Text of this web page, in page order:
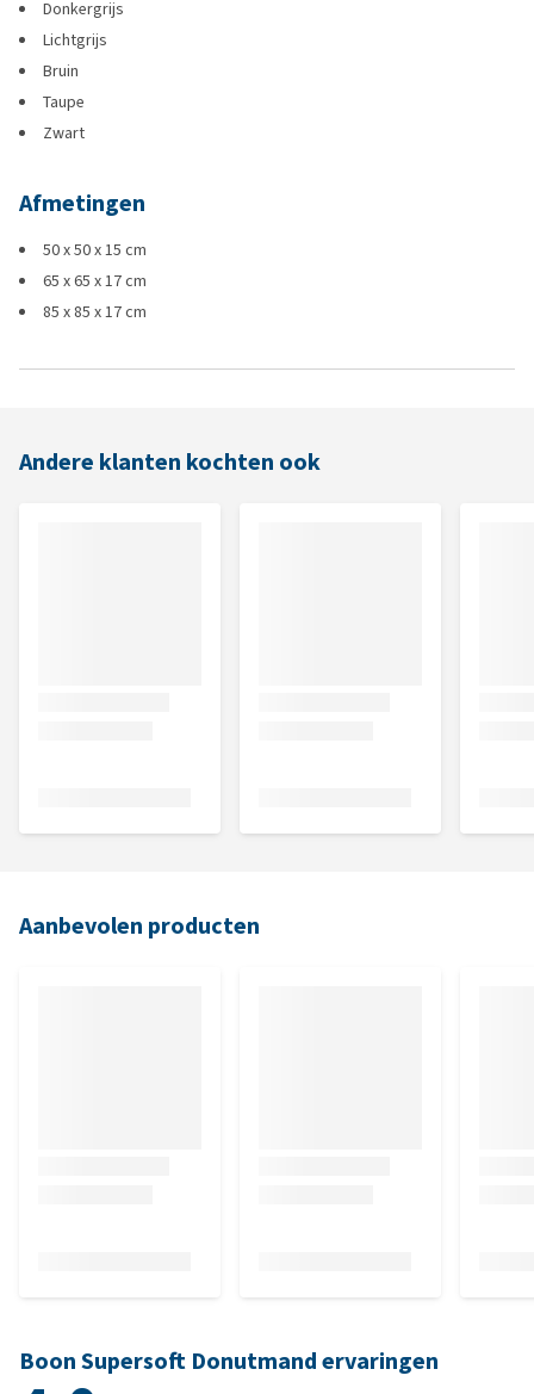
Donkergrijs
Lichtgrijs
Bruin
Taupe
Zwart
Afmetingen
50 x 50 x 15 cm
65 x 65 x 17 cm
85 x 85 x 17 cm
Andere klanten kochten ook
Aanbevolen producten
Boon Supersoft Donutmand ervaringen